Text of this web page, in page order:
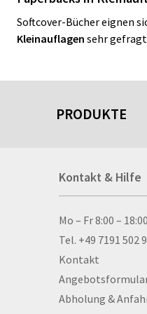
Softcover-Bücher eignen
Kleinauflagen sehr
PRODUKTE
Kontakt & Hilfe
Kontakt &
Mo – Fr 8:00 –
Tel. +49 7191 502
Kontakt
Abholung &